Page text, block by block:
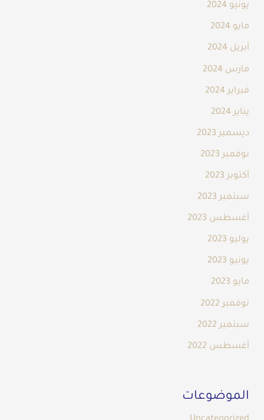
يونيو 2024
مايو 2024
أبريل 2024
مارس 2024
فبراير 2024
يناير 2024
ديسمبر 2023
نوفمبر 2023
أكتوبر 2023
سبتمبر 2023
أغسطس 2023
يوليو 2023
يونيو 2023
مايو 2023
نوفمبر 2022
سبتمبر 2022
أغسطس 2022
الموضوعات